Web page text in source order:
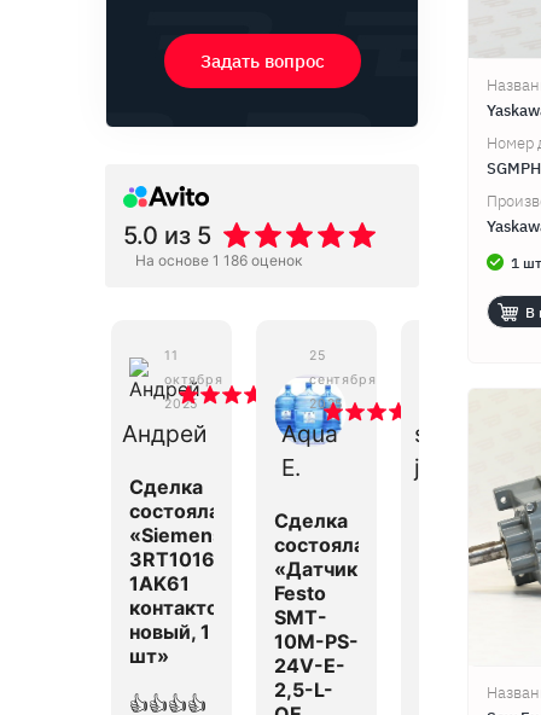
Задать вопрос
5.0 из 5
На основе 1 186 оценок
11
октября
2025
Андрей
Сделка
состоялась
«Siemens
3RT1016-
1AK61
контактор,
новый, 1
шт»
👍👍👍👍
25
сентября
2025
Aqua
E.
Сделка
состоялась
«Датчик
Festo
SMT-
10M-PS-
24V-E-
2,5-L-
service
j. t.
состоялась
«Siemens
6DR5211-
новый, 0
Номер
1
В